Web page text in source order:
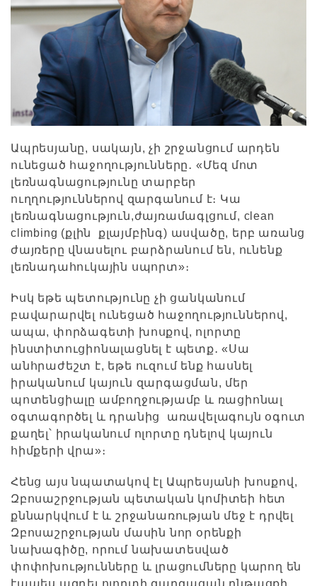
Ապրեսյանը, սակայն, չի շրջանցում արդեն
ունեցած հաջողությունները․ «Մեզ մոտ
լեռնագնացությունը տարբեր
ուղղություններով զարգանում է։ Կա
լեռնագնացություն,ժայռամագլցում, clean
climbing (քլին քլայմբինգ) ասվածը, երբ առանց
ժայռերը վնասելու բարձրանում են, ունենք
լեռնադահուկային սպորտ»։
Իսկ եթե պետությունը չի ցանկանում
բավարարվել ունեցած հաջողություններով,
ապա, փորձագետի խոսքով, ոլորտը
ինստիտուցիոնալացնել է պետք․ «Սա
անհրաժեշտ է, եթե ուզում ենք հասնել
իրականում կայուն զարգացման, մեր
պոտենցիալը ամբողջությամբ և ռացիոնալ
օգտագործել և դրանից առավելագույն օգուտ
քաղել՝ իրականում ոլորտը դնելով կայուն
հիմքերի վրա»։
Հենց այս նպատակով էլ Ապրեսյանի խոսքով,
Զբոսաշրջության պետական կոմիտեի հետ
քննարկվում է և շրջանառության մեջ է դրվել
Զբոսաշրջության մասին նոր օրենքի
նախագիծը, որում նախատեսված
փոփոխությունները և լրացումները կարող են
էապես ազդել ոլորտի զարգացան ընթացքի